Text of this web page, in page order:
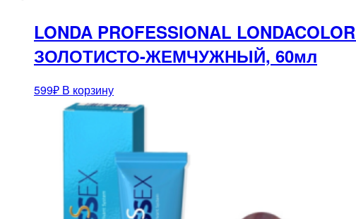
LONDA PROFESSIONAL
ЗОЛОТИСТО-ЖЕМЧУЖНЫЙ, 60мл
599₽ В корзину